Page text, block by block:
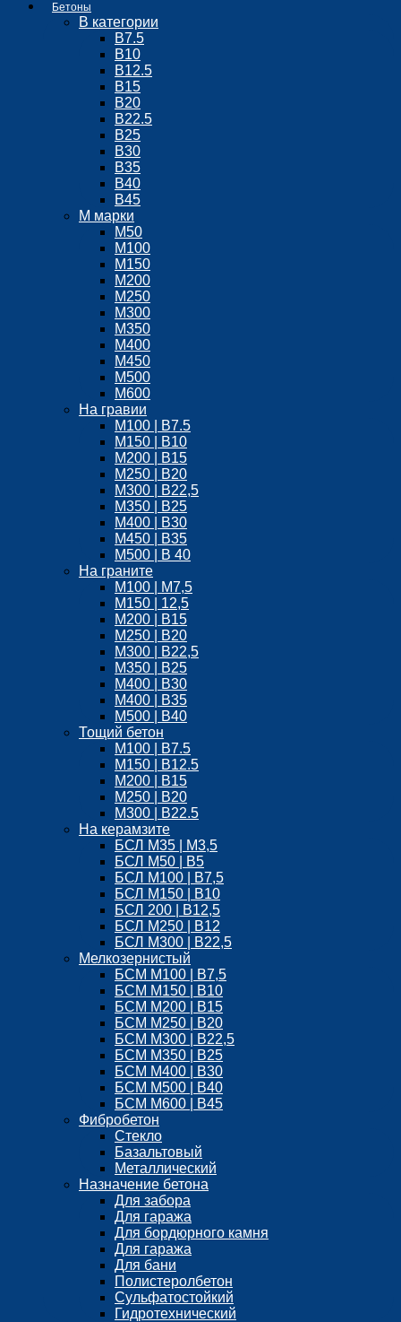
Бетоны
В категории
В7.5
В10
В12.5
B15
В20
В22.5
В25
В30
В35
В40
В45
М марки
М50
М100
М150
М200
М250
М300
М350
М400
М450
М500
М600
На гравии
М100 | B7.5
М150 | B10
М200 | B15
М250 | B20
М300 | B22,5
М350 | B25
M400 | В30
М450 | B35
M500 | B 40
На граните
M100 | М7,5
М150 | 12,5
М200 | B15
М250 | B20
M300 | B22,5
М350 | B25
M400 | B30
M400 | B35
M500 | B40
Тощий бетон
М100 | B7.5
М150 | B12.5
М200 | В15
М250 | В20
М300 | B22.5
На керамзите
БСЛ M35 | М3,5
БСЛ M50 | B5
БСЛ M100 | B7,5
БСЛ M150 | B10
БСЛ 200 | B12,5
БСЛ М250 | B12
БСЛ M300 | B22,5
Мелкозернистый
БСМ М100 | B7,5
БСМ M150 | B10
БСМ М200 | B15
БСМ М250 | B20
БСМ M300 | B22,5
БСМ M350 | B25
БСМ М400 | B30
БСМ M500 | B40
БСМ M600 | B45
Фибробетон
Стекло
Базальтовый
Металлический
Назначение бетона
Для забора
Для гаража
Для бордюрного камня
Для гаража
Для бани
Полистеролбетон
Сульфатостойкий
Гидротехнический